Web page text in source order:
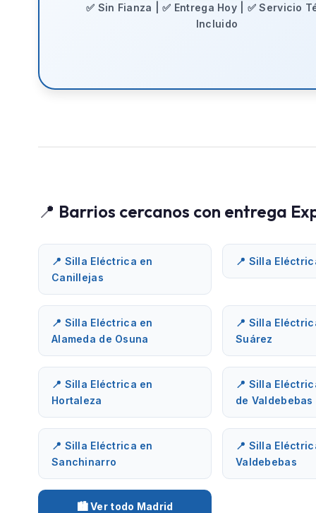
✅ Sin Fianza | ✅ Entrega Hoy | ✅ Servicio
Incluido
📍 Barrios cercanos con entrega
📍 Silla Eléctrica en
Canillejas
📍 Silla
📍 Silla Eléctrica en
Alameda de Osuna
📍 Silla
Suárez
📍 Silla Eléctrica en
Hortaleza
📍 Silla
de Valdebebas
📍 Silla Eléctrica en
Sanchinarro
📍 Silla
Valdebebas
🏙️ Ver todo Madrid